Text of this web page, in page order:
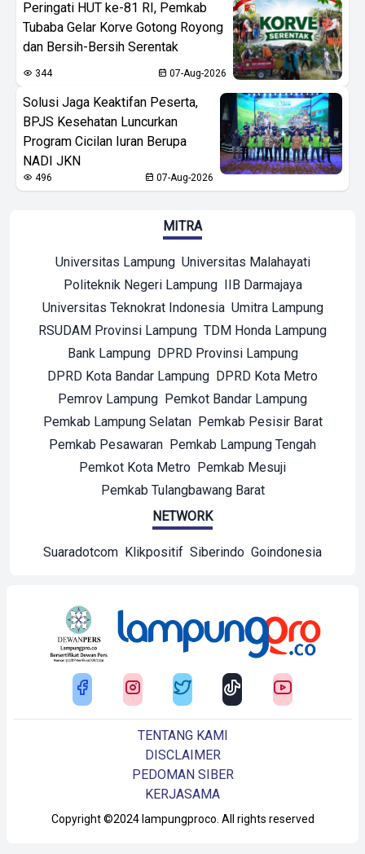
Peringati HUT ke-81 RI, Pemkab
Tubaba Gelar Korve Gotong Royong
dan Bersih-Bersih Serentak
344 07-Aug-2026
Solusi Jaga Keaktifan Peserta,
BPJS Kesehatan Luncurkan
Program Cicilan Iuran Berupa
NADI JKN
496 07-Aug-2026
MITRA
Universitas Lampung Universitas Malahayati
Politeknik Negeri Lampung IIB Darmajaya
Universitas Teknokrat Indonesia Umitra Lampung
RSUDAM Provinsi Lampung TDM Honda Lampung
Bank Lampung DPRD Provinsi Lampung
DPRD Kota Bandar Lampung DPRD Kota Metro
Pemrov Lampung Pemkot Bandar Lampung
Pemkab Lampung Selatan Pemkab Pesisir Barat
Pemkab Pesawaran Pemkab Lampung Tengah
Pemkot Kota Metro Pemkab Mesuji
Pemkab Tulangbawang Barat
NETWORK
Suaradotcom Klikpositif Siberindo Goindonesia
Copyright ©2024 lampungproco. All rights reserved
TENTANG KAMI
DISCLAIMER
PEDOMAN SIBER
KERJASAMA